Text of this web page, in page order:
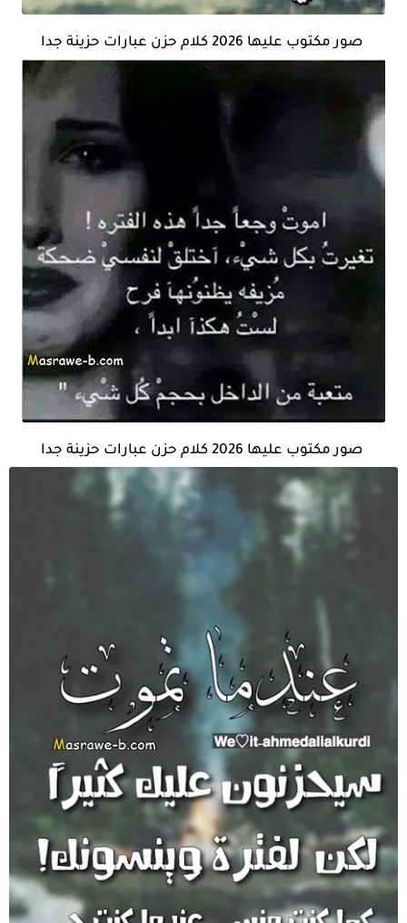
صور مكتوب عليها 2026 كلام حزن عبارات حزينة جدا
صور مكتوب عليها 2026 كلام حزن عبارات حزينة جدا